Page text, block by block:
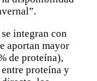
integran con
aportan mayor
de proteína),
proteína y